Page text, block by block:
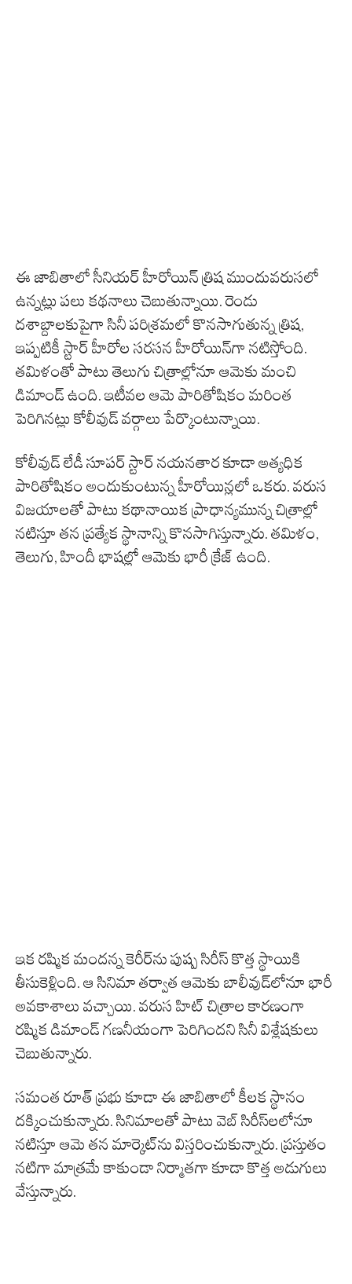
ఈ జాబితాలో సీనియర్ హీరోయిన్ త్రిష ముందువరుసలో
ఉన్నట్లు పలు కథనాలు చెబుతున్నాయి. రెండు
దశాబ్దాలకుపైగా సినీ పరిశ్రమలో కొనసాగుతున్న త్రిష,
ఇప్పటికీ స్టార్ హీరోల సరసన హీరోయిన్‌గా నటిస్తోంది.
తమిళంతో పాటు తెలుగు చిత్రాల్లోనూ ఆమెకు మంచి
డిమాండ్ ఉంది. ఇటీవల ఆమె పారితోషికం మరింత
పెరిగినట్లు కోలీవుడ్ వర్గాలు పేర్కొంటున్నాయి.
కోలీవుడ్ లేడీ సూపర్ స్టార్ నయనతార కూడా అత్యధిక
పారితోషికం అందుకుంటున్న హీరోయిన్లలో ఒకరు. వరుస
విజయాలతో పాటు కథానాయిక ప్రాధాన్యమున్న చిత్రాల్లో
నటిస్తూ తన ప్రత్యేక స్థానాన్ని కొనసాగిస్తున్నారు. తమిళం,
తెలుగు, హిందీ భాషల్లో ఆమెకు భారీ క్రేజ్ ఉంది.
ఇక రష్మిక మందన్న కెరీర్‌ను పుష్ప సిరీస్ కొత్త స్థాయికి
తీసుకెళ్లింది. ఆ సినిమా తర్వాత ఆమెకు బాలీవుడ్‌లోనూ భారీ
అవకాశాలు వచ్చాయి. వరుస హిట్ చిత్రాల కారణంగా
రష్మిక డిమాండ్ గణనీయంగా పెరిగిందని సినీ విశ్లేషకులు
చెబుతున్నారు.
సమంత రూత్ ప్రభు కూడా ఈ జాబితాలో కీలక స్థానం
దక్కించుకున్నారు. సినిమాలతో పాటు వెబ్ సిరీస్‌లలోనూ
నటిస్తూ ఆమె తన మార్కెట్‌ను విస్తరించుకున్నారు. ప్రస్తుతం
నటిగా మాత్రమే కాకుండా నిర్మాతగా కూడా కొత్త అడుగులు
వేస్తున్నారు.